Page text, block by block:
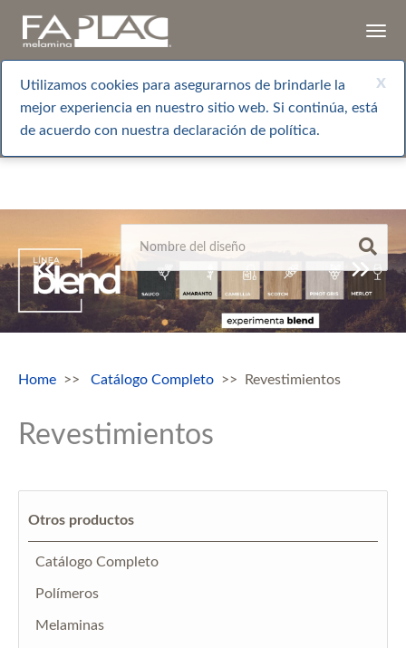
x
Utilizamos cookies para asegurarnos de brindarle la
mejor experiencia en nuestro sitio web. Si continúa, está
de acuerdo con nuestra declaración de política.
Home Catálogo Completo Revestimientos
Revestimientos
Otros productos
Catálogo Completo
Polímeros
Melaminas